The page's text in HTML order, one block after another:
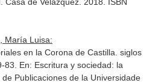
María Luisa:
en la Corona de Castilla. siglos
83. En: Escritura y sociedad: la
de Publicaciones de la Universidade